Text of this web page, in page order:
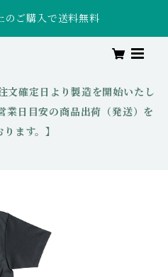
ご購入で送料無料
文確定日より製造を開始いたし
業日目安の商品出荷（発送）を
ます。】